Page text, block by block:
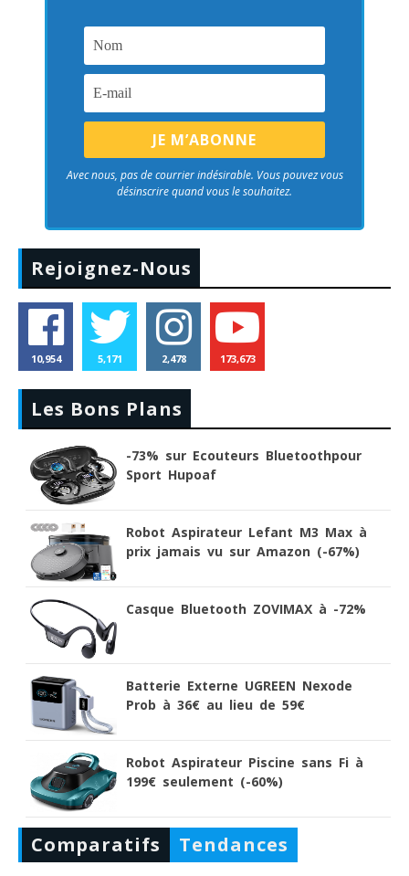
Avec nous, pas de courrier indésirable. Vous pouvez vous
désinscrire quand vous le souhaitez.
Rejoignez-Nous
10,954 5,171 2,478 173,673
Les Bons Plans
-73% sur Ecouteurs Bluetoothpour
Sport Hupoaf
Robot Aspirateur Lefant M3 Max à
prix jamais vu sur Amazon (-67%)
Casque Bluetooth ZOVIMAX à -72%
Batterie Externe UGREEN Nexode
Prob à 36€ au lieu de 59€
Robot Aspirateur Piscine sans Fi à
199€ seulement (-60%)
Comparatifs Tendances